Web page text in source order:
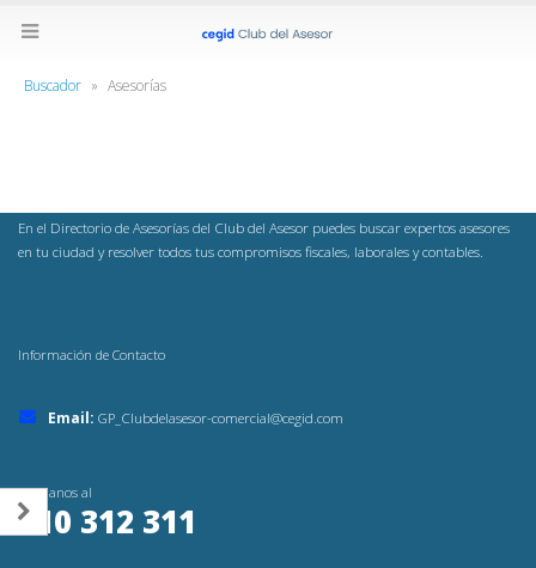
Buscador » Asesorías
En el Directorio de Asesorías del Club del Asesor puedes buscar expertos asesores
en tu ciudad y resolver todos tus compromisos fiscales, laborales y contables.
Información de Contacto
Email: GP_Clubdelasesor-comercial@cegid.com
Llámanos al
910 312 311